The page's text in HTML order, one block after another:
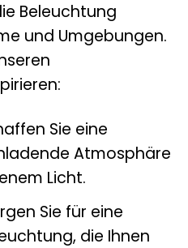
Beleuchtung
und Umgebungen.
Sie eine
Atmosphäre
Licht.
Sie für eine
die Ihnen